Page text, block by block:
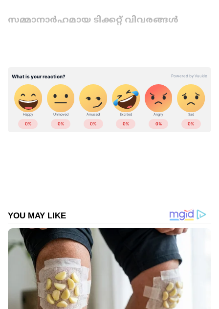
സമ്മാനാർഹമായ ടിക്കറ്റ് വിവരങ്ങൾ